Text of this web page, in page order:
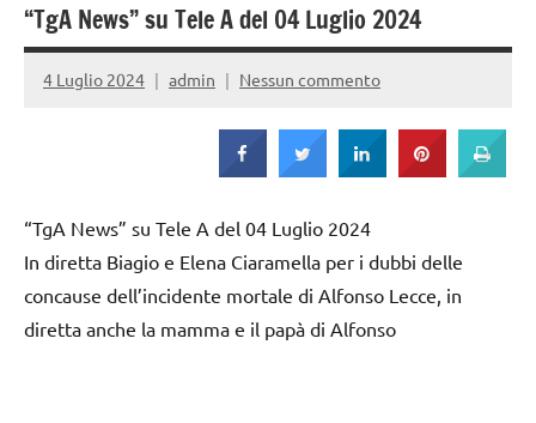
“TgA News” su Tele A del 04 Luglio 2024
4 Luglio 2024 admin Nessun commento
“TgA News” su Tele A del 04 Luglio 2024
In diretta Biagio e Elena Ciaramella per i dubbi delle
concause dell’incidente mortale di Alfonso Lecce, in
diretta anche la mamma e il papà di Alfonso